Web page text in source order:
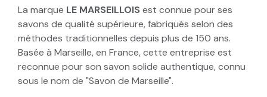
La marque LE MARSEILLOIS est connue pour ses
savons de qualité supérieure, fabriqués selon des
méthodes traditionnelles depuis plus de 150 ans.
Basée à Marseille, en France, cette entreprise est
reconnue pour son savon solide authentique, connu
sous le nom de "Savon de Marseille".